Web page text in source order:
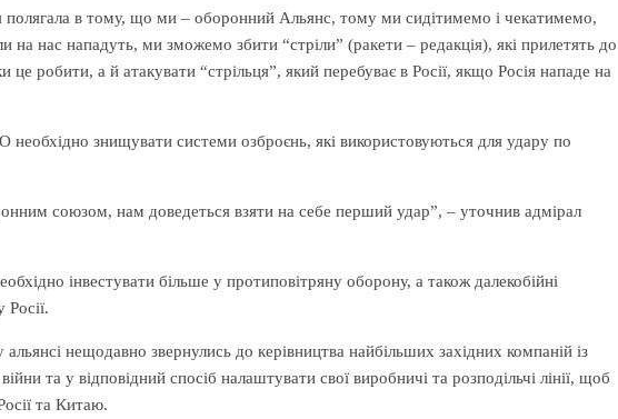
полягала в тому, що ми – оборонний Альянс, тому ми сидітимемо і чекатимемо,
на нас нападуть, ми зможемо збити “стріли” (ракети – редакція), які прилетять до
це робити, а й атакувати “стрільця”, який перебуває в Росії, якщо Росія нападе на
знищувати системи озброєнь, які використовуються для удару по
союзом, нам доведеться взяти на себе перший удар”, – уточнив адмірал
інвестувати більше у протиповітряну оборону, а також далекобійні
Росії.
нещодавно звернулись до керівництва найбільших західних компаній із
та у відповідний спосіб налаштувати свої виробничі та розподільчі лінії, щоб
та Китаю.